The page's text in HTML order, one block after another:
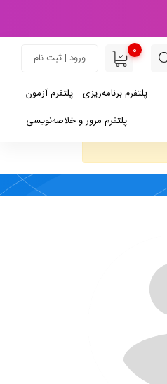
0
ورود | ثبت نام
پلتفرم آزمون
پلتفرم برنامه‌ریزی
پلتفرم مرور و خلاصه‌نویسی